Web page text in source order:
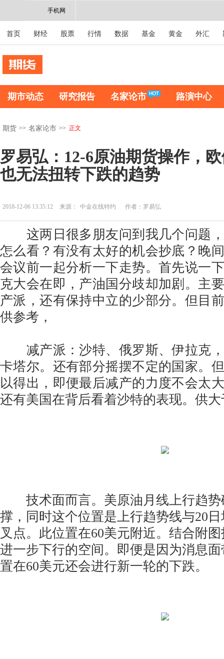
手机网
首页 财经 股票 行情 数据 基金 黄金 外汇
期市动态 研究报告 名家论市 路演中心
期货 >> 名家论市 >> 正文
罗易弘：12-6原油期货操作，
也无法扭转下跌的趋势
2018-12-06 13:35:12 来源： 中金在线特约 作者：罗易弘
这两日很多朋友问到我几个问题，
怎么看？有没有太好的机会抄底？晚
会议前一起分析一下走势。首先说一
克大会在即，产油国分歧却加剧。主
产派，还有保持中立的少部分。但目
供参考，
减产派：沙特、俄罗斯、伊拉克，
卡塔尔。还有部分摇摆不定的国家。
以得出，即便最后减产的力度不会太
还有美国在背后看着沙特的表现。供
技术面而言。美原油月线上行趋势
撑，同时这个位置是上行趋势线与20
叉点。此位置在60美元附近。结合附
进一步下行的空间。即便是因为消息
置在60美元还会进行新一轮的下跌。